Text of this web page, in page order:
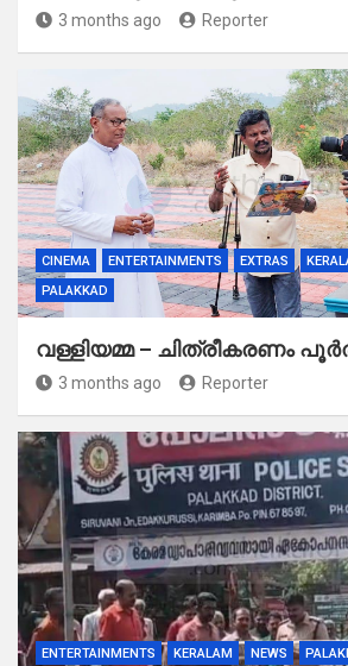
3 months ago Reporter
CINEMA ENTERTAINMENTS EXTRAS
PALAKKAD
വള്ളിയമ്മ – ചിത്രീകരണം
3 months ago Reporter
ENTERTAINMENTS KERALAM NEWS